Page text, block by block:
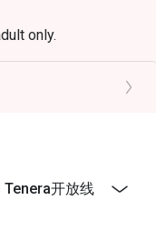
only.
carte food item,
and set menu.
size changes
with more
you may lose
开放线